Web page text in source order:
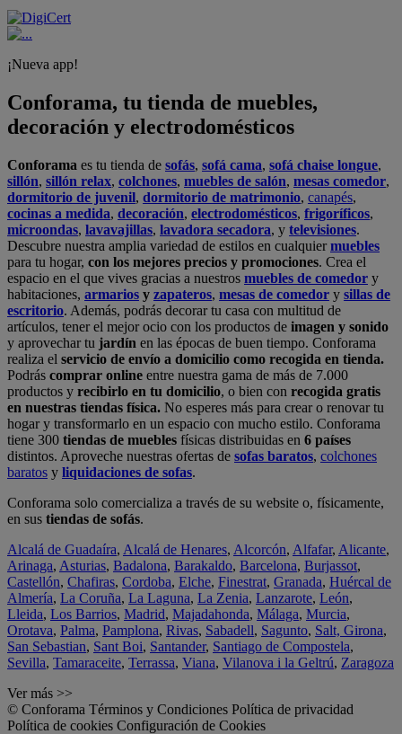
¡Nueva app!
Conforama, tu tienda de muebles,
decoración y electrodomésticos
Conforama es tu tienda de sofás, sofá cama, sofá chaise longue,
sillón, sillón relax, colchones, muebles de salón, mesas comedor,
dormitorio de juvenil, dormitorio de matrimonio, canapés,
cocinas a medida, decoración, electrodomésticos, frigoríficos,
microondas, lavavajillas, lavadora secadora, y televisiones.
Descubre nuestra amplia variedad de estilos en cualquiermuebles
para tu hogar, con los mejores precios y promociones. Crea el
espacio en el que vives gracias a nuestros muebles de comedor y
habitaciones, armarios y zapateros, mesas de comedor y sillas de
escritorio. Además, podrás decorar tu casa con multitud de
artículos, tener el mejor ocio con los productos de imagen y sonido
y aprovechar tu jardín en las épocas de buen tiempo. Conforama
realiza el servicio de envío a domicilio como recogida en tienda.
Podrás comprar online entre nuestra gama de más de 7.000
productos y recibirlo en tu domicilio, o bien con recogida gratis
en nuestras tiendas física. No esperes más para crear o renovar tu
hogar y transformarlo en un espacio con mucho estilo. Conforama
tiene 300 tiendas de muebles físicas distribuidas en 6 países
distintos. Aproveche nuestras ofertas de sofas baratos, colchones
baratos y liquidaciones de sofas.
Conforama solo comercializa a través de su website o, físicamente,
en sus tiendas de sofás.
Alcalá de Guadaíra, Alcalá de Henares, Alcorcón, Alfafar, Alicante,
Arinaga, Asturias, Badalona, Barakaldo, Barcelona, Burjassot,
Castellón, Chafiras, Cordoba, Elche, Finestrat, Granada, Huércal de
Almería, La Coruña, La Laguna, La Zenia, Lanzarote, León,
Lleida, Los Barrios, Madrid, Majadahonda, Málaga, Murcia,
Orotava, Palma, Pamplona, Rivas, Sabadell, Sagunto, Salt, Girona,
San Sebastian, Sant Boi, Santander, Santiago de Compostela,
Sevilla, Tamaraceite, Terrassa, Viana, Vilanova i la Geltrú, Zaragoza
Ver más >>
© Conforama Términos y Condiciones Política de privacidad
Política de cookies Configuración de Cookies